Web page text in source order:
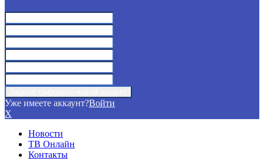
Уже имеете аккаунт?Войти
X
Новости
ТВ Онлайн
Контакты